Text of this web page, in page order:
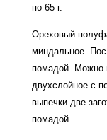
по 65 г.
Ореховый
миндальное.
помадой. Можно
двухслойное с
выпечки две
помадой.